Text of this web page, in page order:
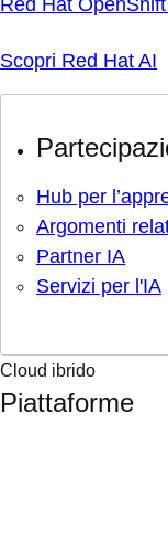
Red Hat OpenShift
Scopri Red Hat AI
Hub per
Argomenti
Partner IA
Servizi per l'IA
Cloud ibrido
Piattaforme